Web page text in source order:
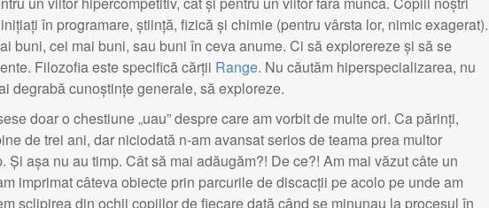
în programare, știință, fizică și chimie (pentru vârsta lor, nimic exagerat).
buni, cei mai buni, sau buni în ceva anume. Ci să explorereze și să se
Filozofia este specifică cărții Range. Nu căutăm hiperspecializarea, nu
degrabă cunoștințe generale, să exploreze.
doar o chestiune „uau” despre care am vorbit de multe ori. Ca părinți,
de trei ani, dar niciodată n-am avansat serios de teama prea multor
Și așa nu au timp. Cât să mai adăugăm?! De ce?! Am mai văzut câte un
imprimat câteva obiecte prin parcurile de discacții pe acolo pe unde am
sclipirea din ochii copiilor de fiecare dată când se minunau la procesul în